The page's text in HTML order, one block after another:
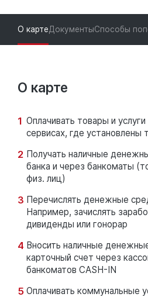
О картеДокументыСпособы
О карте
Оплачивать товары и
сервисах, где
Получать наличные
банка и через банкоматы
физ. лиц)
Перечислять денежные
Например, зачислять
дивиденды или гонорар
Вносить наличные
карточный счет через
банкоматов CASH-IN
Оплачивать коммунальные